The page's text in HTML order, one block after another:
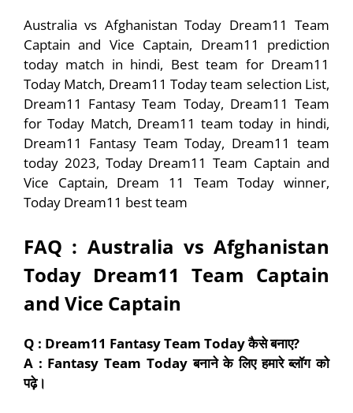
Australia vs Afghanistan Today Dream11 Team
Captain and Vice Captain, Dream11 prediction
today match in hindi, Best team for Dream11
Today Match, Dream11 Today team selection List,
Dream11 Fantasy Team Today, Dream11 Team
for Today Match, Dream11 team today in hindi,
Dream11 Fantasy Team Today, Dream11 team
today 2023, Today Dream11 Team Captain and
Vice Captain, Dream 11 Team Today winner,
Today Dream11 best team
FAQ : Australia vs Afghanistan
Today Dream11 Team Captain
and Vice Captain
Q : Dream11 Fantasy Team Todayकैसे बनाए?
A : Fantasy Team Todayबनाने के लिए हमारे ब्लॉग को
पढ़े।